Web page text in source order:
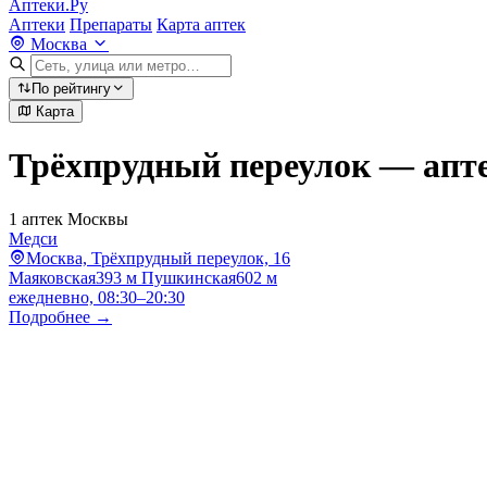
Аптеки.Ру
Аптеки Препараты Карта аптек
Москва
По рейтингу
Карта
Трёхпрудный переулок —
1 аптек Москвы
Медси
Москва, Трёхпрудный переулок, 16
Маяковская393 м Пушкинская602 м
ежедневно, 08:30–20:30
Подробнее →